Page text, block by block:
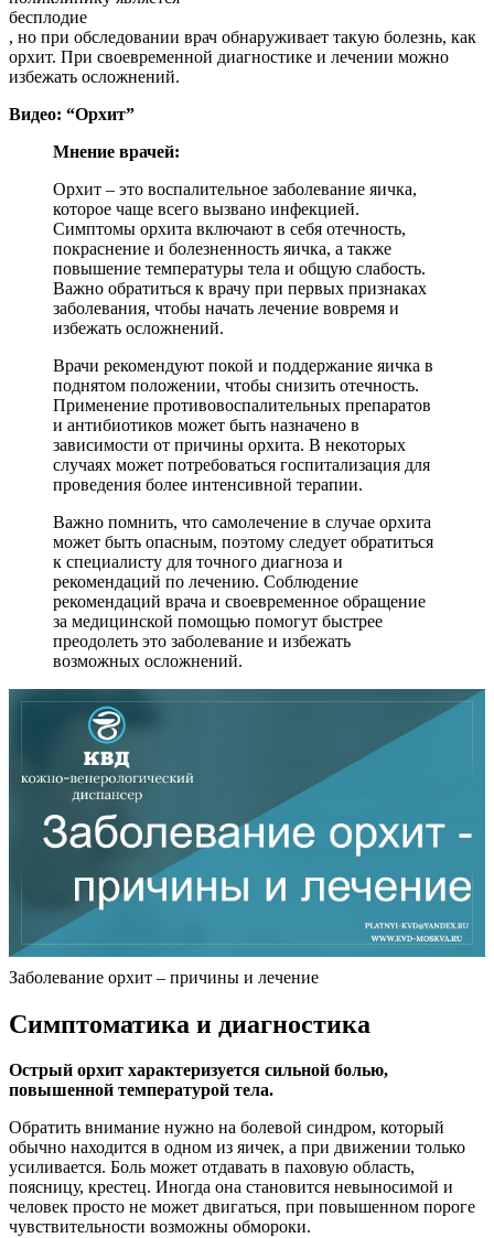
бесплодие
, но при обследовании врач обнаруживает такую болезнь, как
орхит. При своевременной диагностике и лечении можно
избежать осложнений.
Видео: “Орхит”
Мнение врачей:
Орхит – это воспалительное заболевание яичка,
которое чаще всего вызвано инфекцией.
Симптомы орхита включают в себя отечность,
покраснение и болезненность яичка, а также
повышение температуры тела и общую слабость.
Важно обратиться к врачу при первых признаках
заболевания, чтобы начать лечение вовремя и
избежать осложнений.
Врачи рекомендуют покой и поддержание яичка в
поднятом положении, чтобы снизить отечность.
Применение противовоспалительных препаратов
и антибиотиков может быть назначено в
зависимости от причины орхита. В некоторых
случаях может потребоваться госпитализация для
проведения более интенсивной терапии.
Важно помнить, что самолечение в случае орхита
может быть опасным, поэтому следует обратиться
к специалисту для точного диагноза и
рекомендаций по лечению. Соблюдение
рекомендаций врача и своевременное обращение
за медицинской помощью помогут быстрее
преодолеть это заболевание и избежать
возможных осложнений.
Заболевание орхит – причины и лечение
Симптоматика и диагностика
Острый орхит характеризуется сильной болью,
повышенной температурой тела.
Обратить внимание нужно на болевой синдром, который
обычно находится в одном из яичек, а при движении только
усиливается. Боль может отдавать в паховую область,
поясницу, крестец. Иногда она становится невыносимой и
человек просто не может двигаться, при повышенном пороге
чувствительности возможны обмороки.